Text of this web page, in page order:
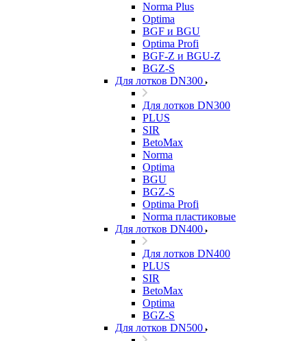
Norma Plus
Optima
BGF и BGU
Optima Profi
BGF-Z и BGU-Z
BGZ-S
Для лотков DN300
Для лотков DN300
PLUS
SIR
BetoMax
Norma
Optima
BGU
BGZ-S
Optima Profi
Norma пластиковые
Для лотков DN400
Для лотков DN400
PLUS
SIR
BetoMax
Optima
BGZ-S
Для лотков DN500